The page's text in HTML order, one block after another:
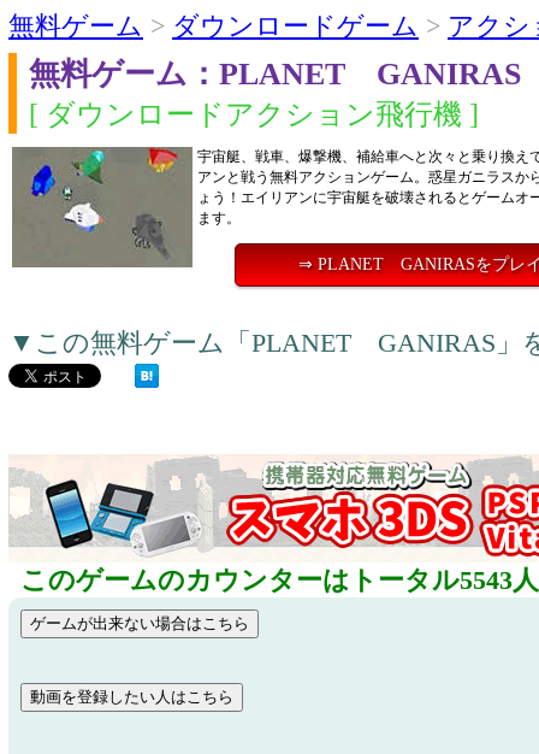
無料ゲーム > ダウンロードゲーム > アクシ
無料ゲーム：PLANET GANIRAS
[ ダウンロードアクション飛行機 ]
宇宙艇、戦車、爆撃機、補給車へと次々と乗り換え
アンと戦う無料アクションゲーム。惑星ガニラスか
ょう！エイリアンに宇宙艇を破壊されるとゲームオ
ます。
⇒ PLANET GANIRASをプレ
▼この無料ゲーム「PLANET GANIRAS」
このゲームのカウンターはトータル5543